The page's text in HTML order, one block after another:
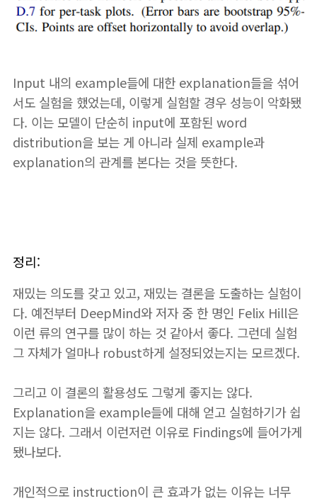
Input 내의 example들에 대한 explanation들을 섞어
서도 실험을 했었는데, 이렇게 실험할 경우 성능이 악화됐
다. 이는 모델이 단순히 input에 포함된 word
distribution을 보는 게 아니라 실제 example과
explanation의 관계를 본다는 것을 뜻한다.
정리:
재밌는 의도를 갖고 있고, 재밌는 결론을 도출하는 실험이
다. 예전부터 DeepMind와 저자 중 한 명인 Felix Hill은
이런 류의 연구를 많이 하는 것 같아서 좋다. 그런데 실험
그 자체가 얼마나 robust하게 설정되었는지는 모르겠다.
그리고 이 결론의 활용성도 그렇게 좋지는 않다.
Explanation을 example들에 대해 얻고 실험하기가 쉽
지는 않다. 그래서 이런저런 이유로 Findings에 들어가게
됐나보다.
개인적으로 instruction이 큰 효과가 없는 이유는 너무